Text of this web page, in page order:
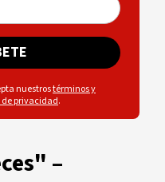
nuestrostérminos y
privacidad.
–